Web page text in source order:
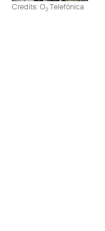
Credits: O2Telefónica